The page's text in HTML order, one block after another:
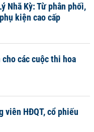
Nhã Kỳ: Từ phân phối,
kiện cao cấp
các cuộc thi hoa
viên HĐQT, cổ phiếu